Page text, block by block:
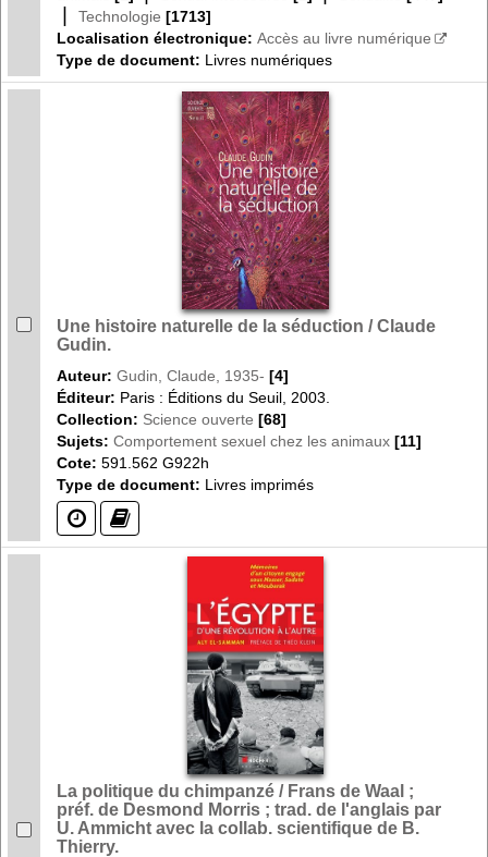
Technologie [1713]
Localisation électronique: Accès au livre numérique
Type de document: Livres numériques
Une histoire naturelle de la séduction / Claude
Gudin.
Auteur: Gudin, Claude, 1935- [4]
Éditeur: Paris : Éditions du Seuil, 2003.
Collection: Science ouverte [68]
Sujets: Comportement sexuel chez les animaux [11]
Cote: 591.562 G922h
Type de document: Livres imprimés
(?) (?)
La politique du chimpanzé / Frans de Waal ;
préf. de Desmond Morris ; trad. de l'anglais par
U. Ammicht avec la collab. scientifique de B.
Thierry.